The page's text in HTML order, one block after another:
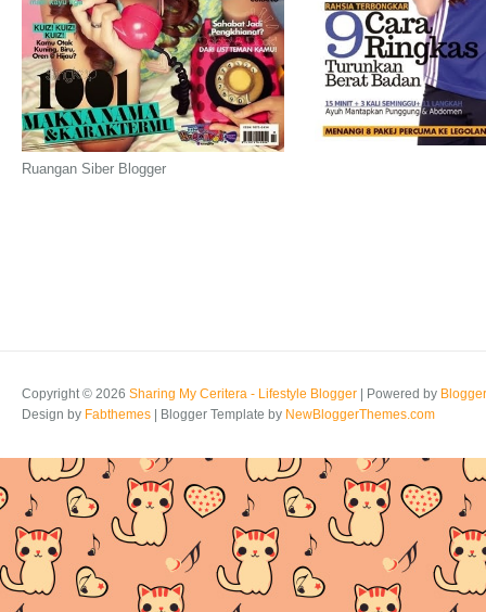
Ruangan Siber Blogger
Copyright © 2026 Sharing My Ceritera - Lifestyle Blogger | Powered by Blogger
Design by Fabthemes | Blogger Template by NewBloggerThemes.com